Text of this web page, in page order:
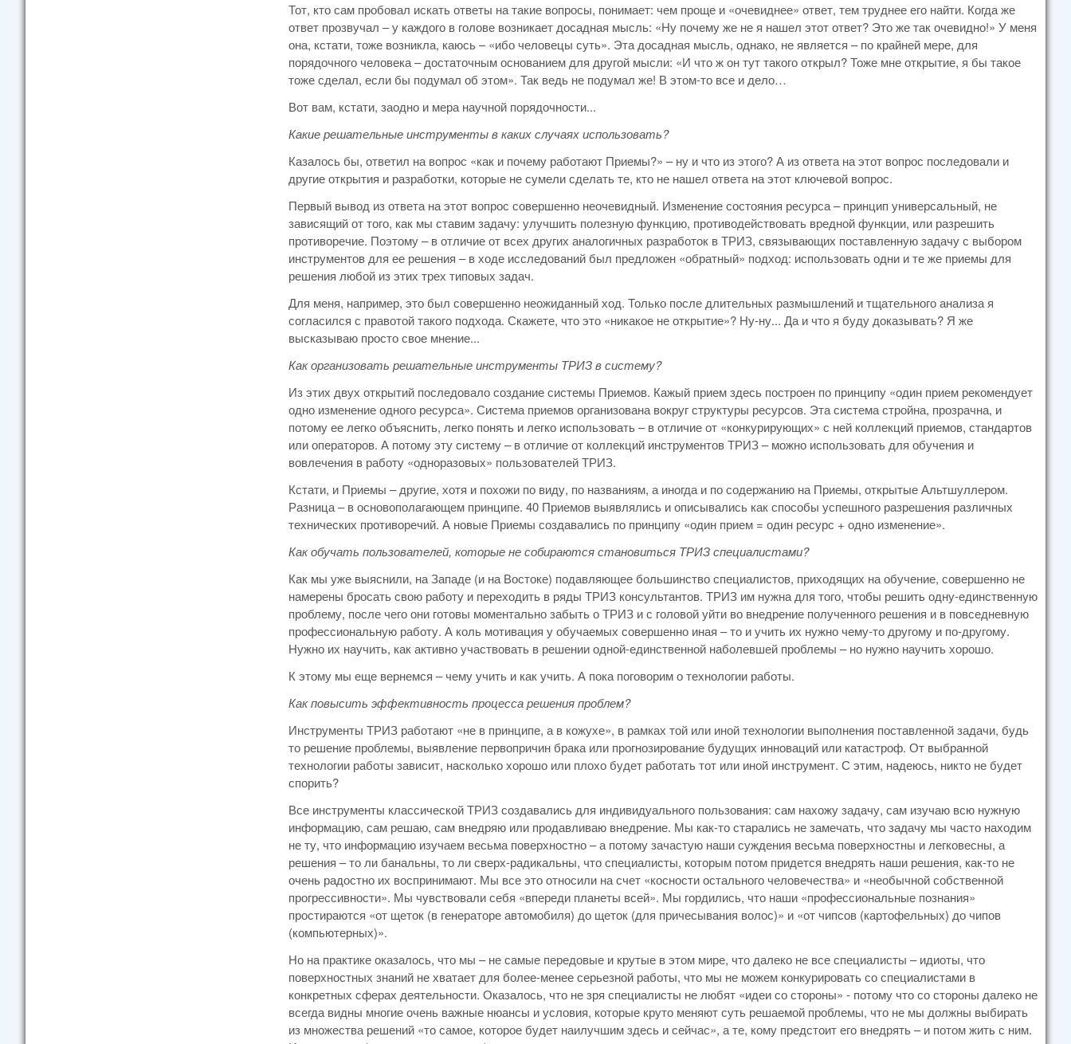
Тот, кто сам пробовал искать ответы на такие вопросы, понимает: чем проще и «очевиднее» ответ, тем труднее его найти. Когда же
ответ прозвучал – у каждого в голове возникает досадная мысль: «Ну почему же не я нашел этот ответ? Это же так очевидно!» У меня
она, кстати, тоже возникла, каюсь – «ибо человецы суть». Эта досадная мысль, однако, не является – по крайней мере, для
порядочного человека – достаточным основанием для другой мысли: «И что ж он тут такого открыл? Тоже мне открытие, я бы такое
тоже сделал, если бы подумал об этом». Так ведь не подумал же! В этом-то все и дело…
Вот вам, кстати, заодно и мера научной порядочности...
Какие решательные инструменты в каких случаях использовать?
Казалось бы, ответил на вопрос «как и почему работают Приемы?» – ну и что из этого? А из ответа на этот вопрос последовали и
другие открытия и разработки, которые не сумели сделать те, кто не нашел ответа на этот ключевой вопрос.
Первый вывод из ответа на этот вопрос совершенно неочевидный. Изменение состояния ресурса – принцип универсальный, не
зависящий от того, как мы ставим задачу: улучшить полезную функцию, противодействовать вредной функции, или разрешить
противоречие. Поэтому – в отличие от всех других аналогичных разработок в ТРИЗ, связывающих поставленную задачу с выбором
инструментов для ее решения – в ходе исследований был предложен «обратный» подход: использовать одни и те же приемы для
решения любой из этих трех типовых задач.
Для меня, например, это был совершенно неожиданный ход. Только после длительных размышлений и тщательного анализа я
согласился с правотой такого подхода. Скажете, что это «никакое не открытие»? Ну-ну... Да и что я буду доказывать? Я же
высказываю просто свое мнение...
Как организовать решательные инструменты ТРИЗ в систему?
Из этих двух открытий последовало создание системы Приемов. Кажый прием здесь построен по принципу «один прием рекомендует
одно изменение одного ресурса». Система приемов организована вокруг структуры ресурсов. Эта система стройна, прозрачна, и
потому ее легко объяснить, легко понять и легко использовать – в отличие от «конкурирующих» с ней коллекций приемов, стандартов
или операторов. А потому эту систему – в отличие от коллекций инструментов ТРИЗ – можно использовать для обучения и
вовлечения в работу «одноразовых» пользователей ТРИЗ.
Кстати, и Приемы – другие, хотя и похожи по виду, по названиям, а иногда и по содержанию на Приемы, открытые Альтшуллером.
Разница – в основополагающем принципе. 40 Приемов выявлялись и описывались как способы успешного разрешения различных
технических противоречий. А новые Приемы создавались по принципу «один прием = один ресурс + одно изменение».
Как обучать пользователей, которые не собираются становиться ТРИЗ специалистами?
Как мы уже выяснили, на Западе (и на Востоке) подавляющее большинство специалистов, приходящих на обучение, совершенно не
намерены бросать свою работу и переходить в ряды ТРИЗ консультантов. ТРИЗ им нужна для того, чтобы решить одну-единственную
проблему, после чего они готовы моментально забыть о ТРИЗ и с головой уйти во внедрение полученного решения и в повседневную
профессиональную работу. А коль мотивация у обучаемых совершенно иная – то и учить их нужно чему-то другому и по-другому.
Нужно их научить, как активно участвовать в решении одной-единственной наболевшей проблемы – но нужно научить хорошо.
К этому мы еще вернемся – чему учить и как учить. А пока поговорим о технологии работы.
Как повысить эффективность процесса решения проблем?
Инструменты ТРИЗ работают «не в принципе, а в кожухе», в рамках той или иной технологии выполнения поставленной задачи, будь
то решение проблемы, выявление первопричин брака или прогнозирование будущих инноваций или катастроф. От выбранной
технологии работы зависит, насколько хорошо или плохо будет работать тот или иной инструмент. С этим, надеюсь, никто не будет
спорить?
Все инструменты классической ТРИЗ создавались для индивидуального пользования: сам нахожу задачу, сам изучаю всю нужную
информацию, сам решаю, сам внедряю или продавливаю внедрение. Мы как-то старались не замечать, что задачу мы часто находим
не ту, что информацию изучаем весьма поверхностно – а потому зачастую наши суждения весьма поверхностны и легковесны, а
решения – то ли банальны, то ли сверх-радикальны, что специалисты, которым потом придется внедрять наши решения, как-то не
очень радостно их воспринимают. Мы все это относили на счет «косности остального человечества» и «необычной собственной
прогрессивности». Мы чувствовали себя «впереди планеты всей». Мы гордились, что наши «профессиональные познания»
простираются «от щеток (в генераторе автомобиля) до щеток (для причесывания волос)» и «от чипсов (картофельных) до чипов
(компьютерных)».
Но на практике оказалось, что мы – не самые передовые и крутые в этом мире, что далеко не все специалисты – идиоты, что
поверхностных знаний не хватает для более-менее серьезной работы, что мы не можем конкурировать со специалистами в
конкретных сферах деятельности. Оказалось, что не зря специалисты не любят «идеи со стороны» - потому что со стороны далеко не
всегда видны многие очень важные нюансы и условия, которые круто меняют суть решаемой проблемы, что не мы должны выбирать
из множества решений «то самое, которое будет наилучшим здесь и сейчас», а те, кому предстоит его внедрять – и потом жить с ним.